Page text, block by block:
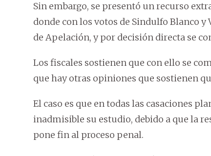
Sin embargo, se presentó un recurso
donde con los votos de Sindulfo Blanco
de Apelación, y por decisión directa se
Los fiscales sostienen que con ello se
que hay otras opiniones que sostienen
El caso es que en todas las casaciones
inadmisible su estudio, debido a que la
pone fin al proceso penal.